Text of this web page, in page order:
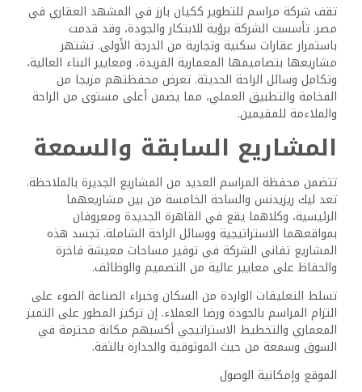
تقف شركة مراسم للتطوير ككيان بارز في المشهد العقاري في
مصر. تأسست الشركة برؤية للابتكار والجودة، وقد قدمت
باستمرار عقارات سكنية وتجارية من الدرجة الأولى. تشتهر
مشاريعها بتصاميمها المعمارية الفريدة، ومعايير البناء العالية،
وتكامل وسائل الراحة الحديثة. تعرض محفظتهم مزيجا من
الفخامة والتطبيق العملي، مما يضمن أعلى مستوى من الراحة
والملاءمة للمقيمين.
المشاريع السابقة والسمعة
تتضمن محفظة المراسم العديد من المشاريع الجديرة بالملاحظة.
تعد ليك ريزيدنس والساحة الخامسة من بين مشاريعهما
الرئيسية، وكلاهما يقع في القاهرة الجديدة ومعروفان
بمواقعهما الاستراتيجية ووسائل الراحة الشاملة. تجسد هذه
المشاريع تفاني الشركة في توفير مساحات معيشة فاخرة
والحفاظ على معايير عالية من التصميم والوظائف.
تسلط التعليقات الواردة من السكان وخبراء الصناعة الضوء على
التزام المراسم بالجودة ورضا العملاء. إن تركيز المطور على التميز
المعماري والتخطيط الاستراتيجي أكسبهم مكانة محترمة في
السوق وسمعة من حيث الموثوقية والجدارة بالثقة.
الموقع وإمكانية الوصول